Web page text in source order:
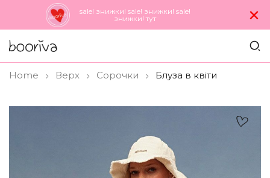
sale! знижки! sale! знижки! sale!
знижки! тут
×
Home Верх Сорочки Блуза в квіти